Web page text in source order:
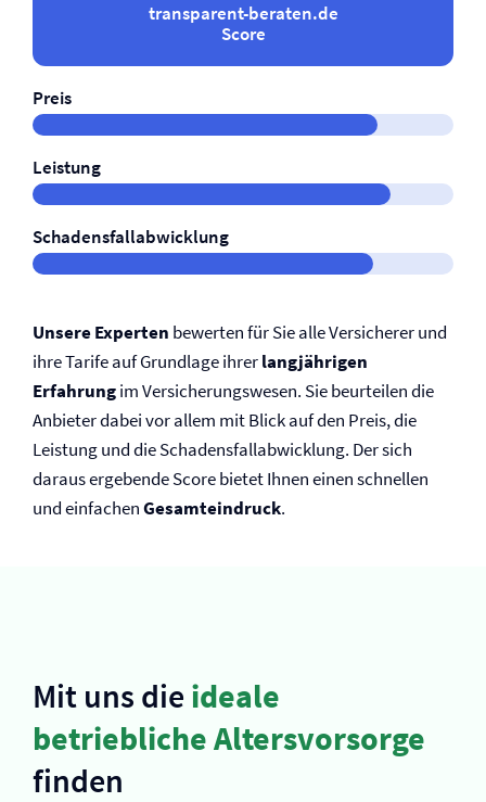
transparent-beraten.de
Score
Preis
Leistung
Schadensfallabwicklung
Unsere Experten bewerten für Sie alle Versicherer und
ihre Tarife auf Grundlage ihrerlangjährigen
Erfahrungim Versicherungswesen. Sie beurteilen die
Anbieter dabei vor allem mit Blick auf den Preis, die
Leistung und die Schadensfallabwicklung. Der sich
daraus ergebende Score bietet Ihnen einen schnellen
und einfachenGesamteindruck.
Mit uns die ideale
betriebliche Altersvorsorge
finden